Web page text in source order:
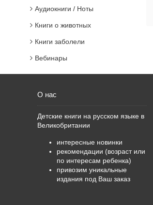
Аудиокниги / Ноты
Книги о животных
Книги заболели
Вебинары
О нас
Детские книги на русском языке в
Великобритании
интересные новинки
рекомендации (возраст или
по интересам ребенка)
привозим уникальные
издания под Ваш заказ